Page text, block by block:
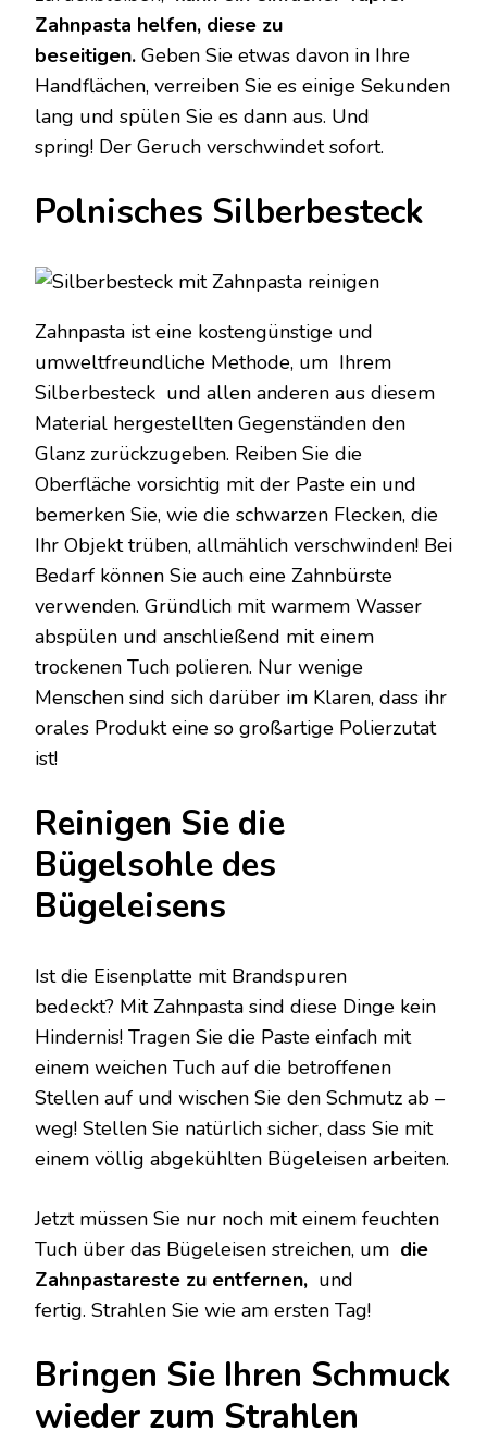
Zahnpasta helfen, diese zu
beseitigen. Geben Sie etwas davon in Ihre
Handflächen, verreiben Sie es einige Sekunden
lang und spülen Sie es dann aus. Und
spring! Der Geruch verschwindet sofort.
Polnisches Silberbesteck
Zahnpasta ist eine kostengünstige und
umweltfreundliche Methode, um Ihrem
Silberbesteck und allen anderen aus diesem
Material hergestellten Gegenständen den
Glanz zurückzugeben. Reiben Sie die
Oberfläche vorsichtig mit der Paste ein und
bemerken Sie, wie die schwarzen Flecken, die
Ihr Objekt trüben, allmählich verschwinden! Bei
Bedarf können Sie auch eine Zahnbürste
verwenden. Gründlich mit warmem Wasser
abspülen und anschließend mit einem
trockenen Tuch polieren. Nur wenige
Menschen sind sich darüber im Klaren, dass ihr
orales Produkt eine so großartige Polierzutat
ist!
Reinigen Sie die
Bügelsohle des
Bügeleisens
Ist die Eisenplatte mit Brandspuren
bedeckt? Mit Zahnpasta sind diese Dinge kein
Hindernis! Tragen Sie die Paste einfach mit
einem weichen Tuch auf die betroffenen
Stellen auf und wischen Sie den Schmutz ab –
weg! Stellen Sie natürlich sicher, dass Sie mit
einem völlig abgekühlten Bügeleisen arbeiten.
Jetzt müssen Sie nur noch mit einem feuchten
Tuch über das Bügeleisen streichen, um die
Zahnpastareste zu entfernen, und
fertig. Strahlen Sie wie am ersten Tag!
Bringen Sie Ihren Schmuck
wieder zum Strahlen